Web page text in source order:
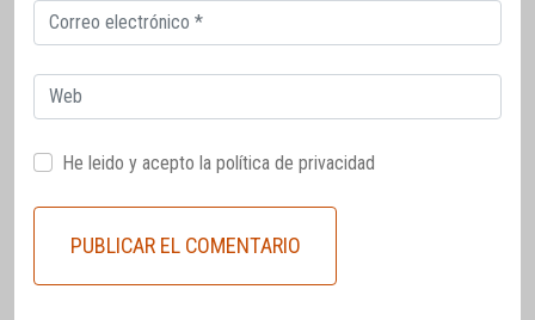
Correo
electrónico
Web
He leido y acepto la política de privacidad